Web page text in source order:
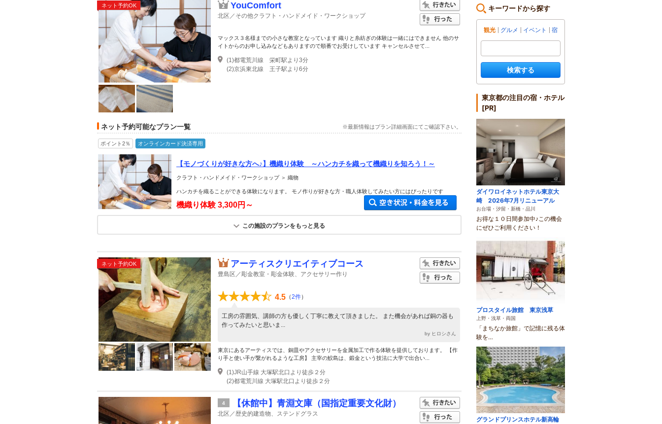
ネット予約OK YouComfort
北区／その他クラフト・ハンドメイド・ワークショップ
マックス３名様までの小さな教室となっています 織りと糸紡ぎの体験は一緒にはできません 他のサ
イトからのお申し込みなどもありますので順番でお受けしています キャンセルさせて...
(1)都電荒川線 栄町駅より3分
(2)京浜東北線 王子駅より6分
ネット予約可能なプラン一覧 ※最新情報はプラン詳細画面にてご確認下さい。
ポイント2％ オンラインカード決済専用
【モノづくりが好きな方へ♪】機織り体験 ～ハンカチを織って機織りを知ろう！～
クラフト・ハンドメイド・ワークショップ ＞ 織物
ハンカチを織ることができる体験になります。 モノ作りが好きな方・職人体験してみたい方にはぴったりです
機織り体験3,300円～
空き状況・料金を見る
この施設のプランをもっと見る
ネット予約OK アーティスクリエイティブコース
豊島区／彫金教室・彫金体験、アクセサリー作り
4.5 （2件）
工房の雰囲気、講師の方も優しく丁寧に教えて頂きました。 また機会があれば銅の器も
作ってみたいと思いま...
by ヒロシさん
東京にあるアーティスでは、銅皿やアクセサリーを金属加工で作る体験を提供しております。 【作
り手と使い手が繋がれるような工房】 主宰の鮫島は、鍛金という技法に大学で出合い...
(1)JR山手線 大塚駅北口より徒歩２分
(2)都電荒川線 大塚駅北口より徒歩２分
4 【休館中】青淵文庫（国指定重要文化財）
北区／歴史的建造物、ステンドグラス
キーワードから探す
観光 グルメ イベント 宿
検索する
東京都の注目の宿・ホテル
[PR]
ダイワロイネットホテル東京大
崎 2026年7月リニューアル
お台場・汐留・新橋・品川
お得な１０日間参加中♪この機会
にぜひご利用ください！
プロスタイル旅館 東京浅草
上野・浅草・両国
「まちなか旅館」で記憶に残る体
験を…
グランドプリンスホテル新高輪